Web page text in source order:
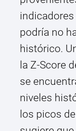
podría no
histórico.
la Z-Score
se
niveles
los picos